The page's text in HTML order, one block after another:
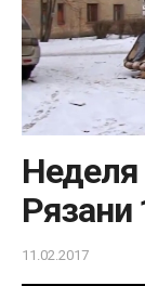
Неделя
Рязани
11.02.2017